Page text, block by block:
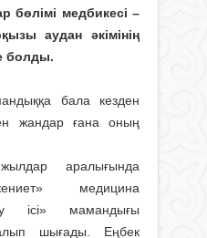
бөлімі медбикесі –
аудан әкімінің
болды.
бала кезден
жандар ғана оның
аралығында
медицина
ісі» мамандығы
шығады. Еңбек